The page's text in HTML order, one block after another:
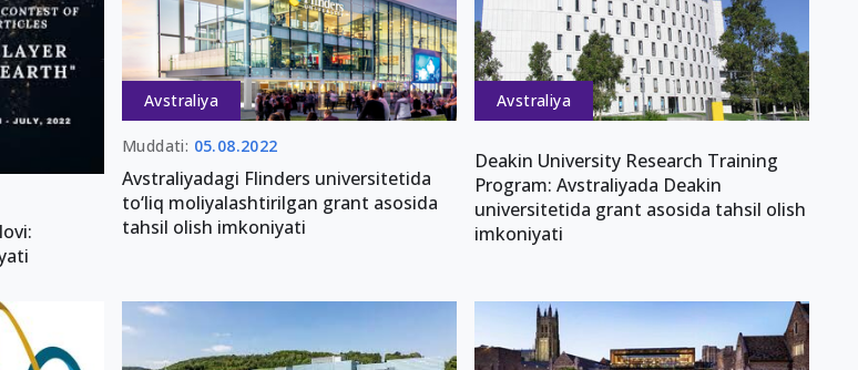
Avstraliya
Muddati: 05.08.2022
Avstraliyadagi Flinders universitetida
to‘liq moliyalashtirilgan grant asosida
tahsil olish imkoniyati
Avstraliya
Deakin University Research Training
Program: Avstraliyada Deakin
universitetida grant asosida tahsil olish
imkoniyati